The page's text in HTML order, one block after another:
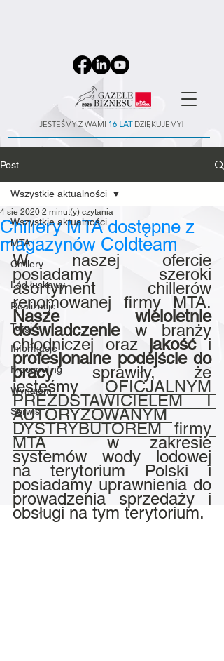
JESTEŚMY Z WAMI 16 LATDZIĘKUJEMY!
Post
Wszystkie aktualności
MTA
Chillery
Lód łuskowy
Realizacje
Targi
Informacje
Freecooling
Wynajem
Serwis
Wszystkie aktualności
Chillery MTA dostępne z
magazynów Coldteam
4 sie 2020 2 minut(y) czytania
W naszej ofercie
posiadamy szeroki
asortyment chillerów
Nasze wieloletnie
doświadczenie w branży
chłodniczej oraz jakość
profesjonalne podejście do
pracy sprawiły, że
jesteśmy OFICJALNYM
PREZDSTAWICIELEM I
AUTORYZOWANYM
DYSTRYBUTOREM firmy
MTA
  w zakresie
systemów wody lodowej
na terytorium Polski i
posiadamy uprawnienia do
prowadzenia sprzedaży i
obsługi na tym terytorium.